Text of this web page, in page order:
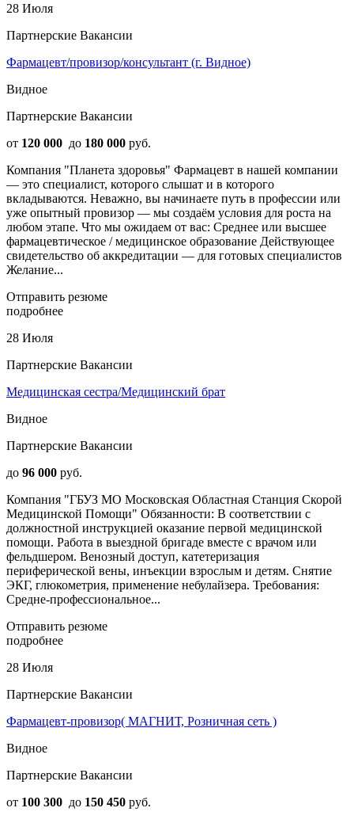
28 Июля
Партнерские Вакансии
Фармацевт/провизор/консультант (г. Видное)
Видное
Партнерские Вакансии
от 120 000 до 180 000 руб.
Компания "Планета здоровья" Фармацевт в нашей компании
— это специалист, которого слышат и в которого
вкладываются. Неважно, вы начинаете путь в профессии или
уже опытный провизор — мы создаём условия для роста на
любом этапе. Что мы ожидаем от вас: Среднее или высшее
фармацевтическое / медицинское образование Действующее
свидетельство об аккредитации — для готовых специалистов
Желание...
Отправить резюме
подробнее
28 Июля
Партнерские Вакансии
Медицинская сестра/Медицинский брат
Видное
Партнерские Вакансии
до 96 000 руб.
Компания "ГБУЗ МО Московская Областная Станция Скорой
Медицинской Помощи" Обязанности: В соответствии с
должностной инструкцией оказание первой медицинской
помощи. Работа в выездной бригаде вместе с врачом или
фельдшером. Венозный доступ, катетеризация
периферической вены, инъекции взрослым и детям. Снятие
ЭКГ, глюкометрия, применение небулайзера. Требования:
Средне-профессиональное...
Отправить резюме
подробнее
28 Июля
Партнерские Вакансии
Фармацевт-провизор( МАГНИТ, Розничная сеть )
Видное
Партнерские Вакансии
от 100 300 до 150 450 руб.